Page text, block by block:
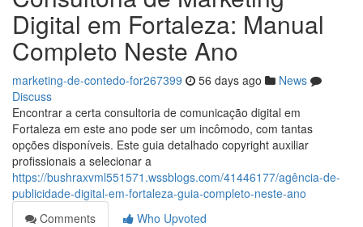
Digital em Fortaleza: Manual
Completo Neste Ano
marketing-de-contedo-for267399 56 days ago
News
Discuss
Encontrar a certa consultoria de comunicação digital em
Fortaleza em este ano pode ser um incômodo, com tantas
opções disponíveis. Este guia detalhado copyright auxiliar
profissionais a selecionar a
https://bushraxvml551571.wssblogs.com/41446177/agência-de-
publicidade-digital-em-fortaleza-guia-completo-neste-ano
Comments
Who Upvoted